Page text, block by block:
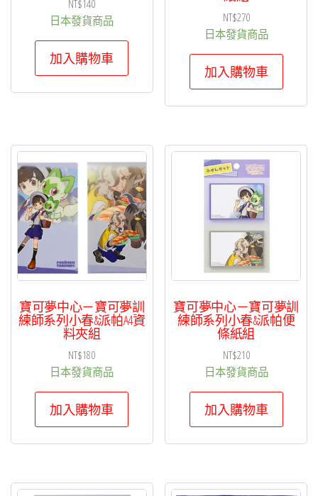
NT$140
日本發貨商品
加入購物車
NT$270
日本發貨商品
加入購物車
寶可夢中心－寶可夢訓
練師系列小春&派帕A4資
料夾組
NT$180
日本發貨商品
加入購物車
寶可夢中心－寶可夢訓
練師系列小春&派帕便
條紙組
NT$210
日本發貨商品
加入購物車